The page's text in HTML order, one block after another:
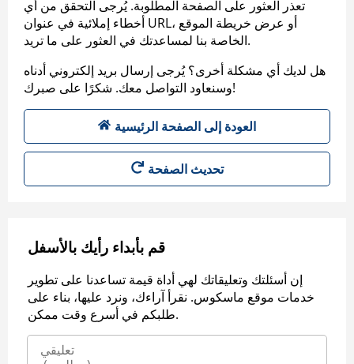
تعذر العثور على الصفحة المطلوبة. يُرجى التحقق من أي
أخطاء إملائية في عنوان URL، أو عرض خريطة الموقع
الخاصة بنا لمساعدتك في العثور على ما تريد.
هل لديك أي مشكلة أخرى؟ يُرجى إرسال بريد إلكتروني أدناه
وسنعاود التواصل معك. شكرًا على صبرك!
العودة إلى الصفحة الرئيسية
تحديث الصفحة
قم بأبداء رأيك بالأسفل
إن أسئلتك وتعليقاتك لهي أداة قيمة تساعدنا على تطوير
خدمات موقع ماسكوس. نقرأ آراءك، ونرد عليها، بناء على
طلبكم في أسرع وقت ممكن.